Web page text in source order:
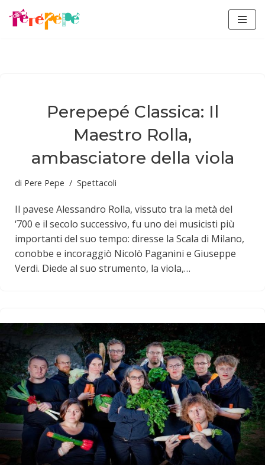
Perepepé Classica: Il
Maestro Rolla,
ambasciatore della viola
di Pere Pepe Spettacoli
Il pavese Alessandro Rolla, vissuto tra la metà del
‘700 e il secolo successivo, fu uno dei musicisti più
importanti del suo tempo: diresse la Scala di Milano,
conobbe e incoraggiò Nicolò Paganini e Giuseppe
Verdi. Diede al suo strumento, la viola,…